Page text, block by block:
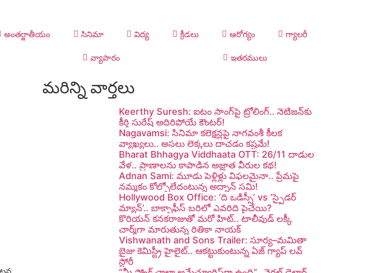
అంతర్జాతీయం సినిమా విద్య క్రీడలు ఆరోగ్యం గ్యాలరీ
వ్యాపారం ఇతరములు
మరిన్ని వార్తలు
Keerthy Suresh: ఐటం సాంగ్‌పై ట్రోలింగ్.. నెటిజన్‌కు
కీర్తి సురేష్ అదిరిపోయే కౌంటర్!
Nagavamsi: సినిమా కలెక్షన్లపై నాగవంశీ కీలక
వ్యాఖ్యలు.. అసలు లెక్కలు దాచడం కష్టమే!
Bharat Bhhagya Viddhaata OTT: 26/11 దాడుల
వేళ.. ప్రాణాలను కాపాడిన అజ్ఞాత వీరుల కథ!
Adnan Sami: మూడు పెళ్లిళ్లు విఫలమైనా.. ప్రేమపై
నమ్మకం కోల్పోలేదంటున్న అద్నాన్ సమి!
Hollywood Box Office: ‘ది ఒడిస్సీ’ vs ‘స్పైడర్
మ్యాన్’.. బాక్సాఫీస్ బరిలో ఎవరిది పైచేయి?
కొరియన్ కనకరాజుతో మరో హిట్.. టాలీవుడ్ లక్కీ
చార్మ్‌గా మారుతున్న రితికా నాయక్
Vishwanath and Sons Trailer: సూర్య–మమితా
బైజు కెమిస్ట్రీ హైలైట్.. ఆకట్టుకుంటున్న ఏజ్ గ్యాప్ లవ్
స్టోరీ